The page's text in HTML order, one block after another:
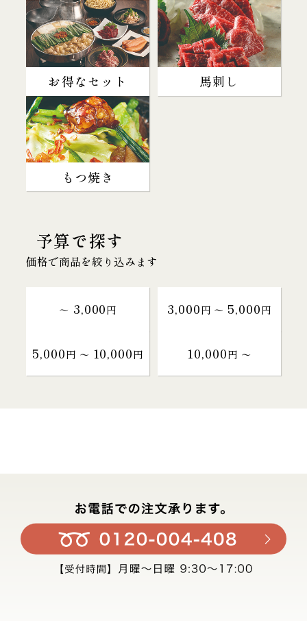
お得なセット 馬刺し
もつ焼き
予算で探す
価格で商品を絞り込みます
～ 3,000円 3,000円 〜 5,000円
5,000円 〜 10,000円 10,000円 〜